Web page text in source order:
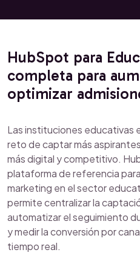
HubSpot para
completa para
optimizar
Las instituciones educativas
reto de captar más
más digital y competitivo.
plataforma de referencia
marketing en el sector
permite centralizar la
automatizar el seguimiento
y medir la conversión por
tiempo real.